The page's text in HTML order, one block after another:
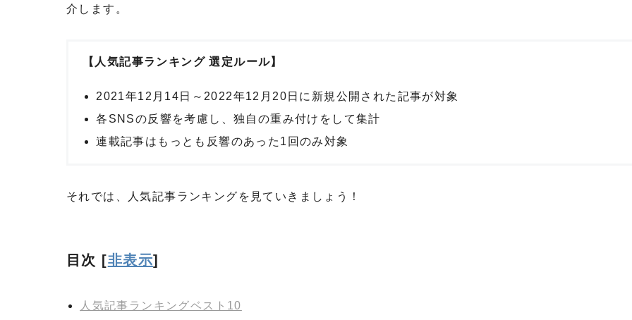
介します。
【人気記事ランキング 選定ルール】
2021年12月14日～2022年12月20日に新規公開された記事が対象
各SNSの反響を考慮し、独自の重み付けをして集計
連載記事はもっとも反響のあった1回のみ対象
それでは、人気記事ランキングを見ていきましょう！
目次 [非表示]
人気記事ランキングベスト10